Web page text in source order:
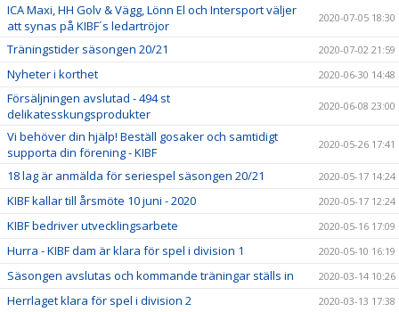
ICA Maxi, HH Golv & Vägg, Lönn El och Intersport väljer
att synas på KIBF´s ledartröjor
2020-07-05 18:30
Träningstider säsongen 20/21 2020-07-02 21:59
Nyheter i korthet 2020-06-30 14:48
Försäljningen avslutad - 494 st
delikatesskungsprodukter
2020-06-08 23:00
Vi behöver din hjälp! Beställ gosaker och samtidigt
supporta din förening - KIBF
2020-05-26 17:41
18 lag är anmälda för seriespel säsongen 20/21 2020-05-17 14:24
KIBF kallar till årsmöte 10 juni - 2020 2020-05-17 12:24
KIBF bedriver utvecklingsarbete 2020-05-16 17:09
Hurra - KIBF dam är klara för spel i division 1 2020-05-10 16:19
Säsongen avslutas och kommande träningar ställs in 2020-03-14 10:26
Herrlaget klara för spel i division 2 2020-03-13 17:38